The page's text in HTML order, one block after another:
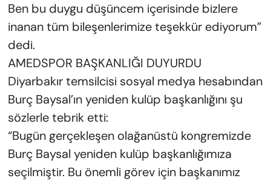
Ben bu duygu düşüncem içerisinde bizlere
inanan tüm bileşenlerimize teşekkür ediyorum”
dedi.
AMEDSPOR BAŞKANLIĞI DUYURDU
Diyarbakır temsilcisi sosyal medya hesabından
Burç Baysal’ın yeniden kulüp başkanlığını şu
sözlerle tebrik etti:
“Bugün gerçekleşen olağanüstü kongremizde
Burç Baysal yeniden kulüp başkanlığımıza
seçilmiştir. Bu önemli görev için başkanımız